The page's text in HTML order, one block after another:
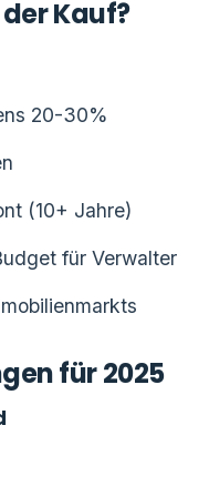
Kauf?
20-30%
(10+ Jahre)
für Verwalter
für 2025